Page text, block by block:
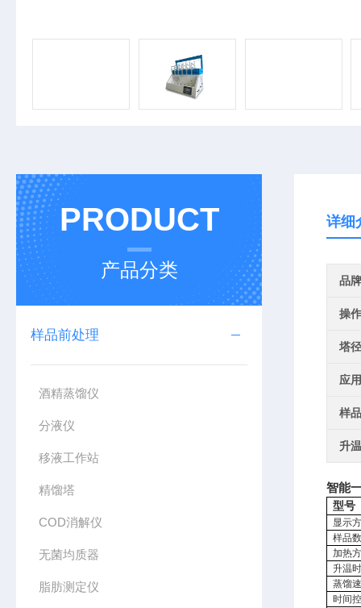
PRODUCT
产品分类
样品前处理
酒精蒸馏仪
分液仪
移液工作站
精馏塔
COD消解仪
无菌均质器
脂肪测定仪
详细
品牌
操
塔径
应
样
升
智能
型号
显示
样品数
加热
升温
蒸馏
时间